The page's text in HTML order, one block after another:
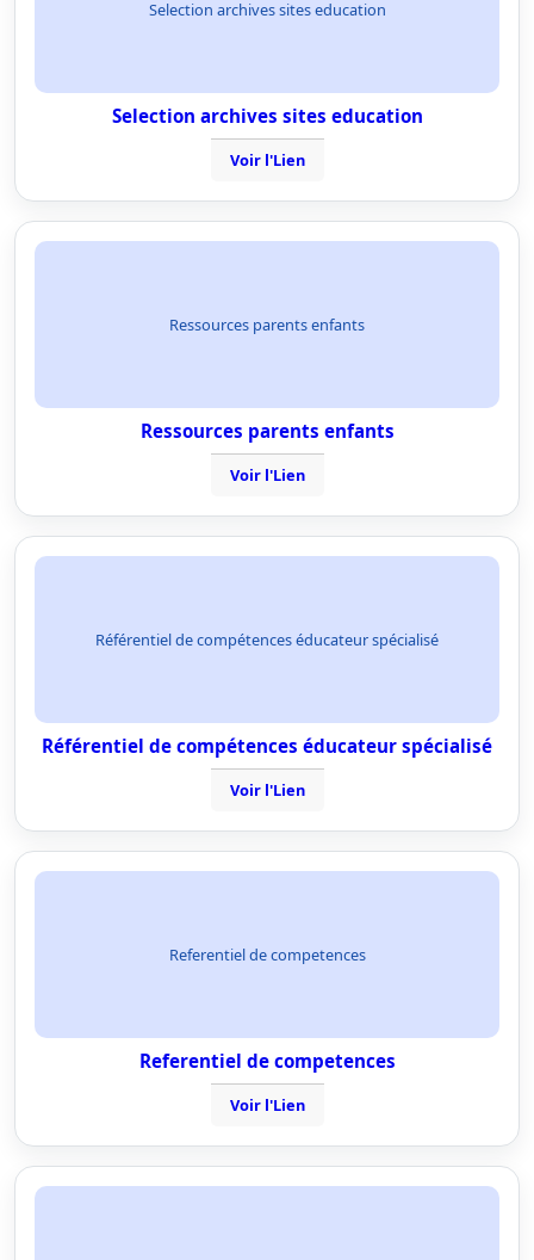
Selection archives sites education
Selection archives sites education
Voir l'Lien
Ressources parents enfants
Ressources parents enfants
Voir l'Lien
Référentiel de compétences éducateur spécialisé
Référentiel de compétences éducateur spécialisé
Voir l'Lien
Referentiel de competences
Referentiel de competences
Voir l'Lien